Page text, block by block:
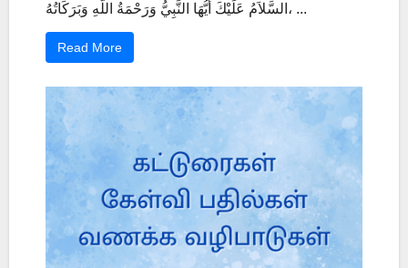
السَّلاَمُ عَلَيْكَ أَيُّهَا النَّبِيُّ وَرَحْمَةُ اللَّهِ وَبَرَكَاتُهُ، ...
Read More